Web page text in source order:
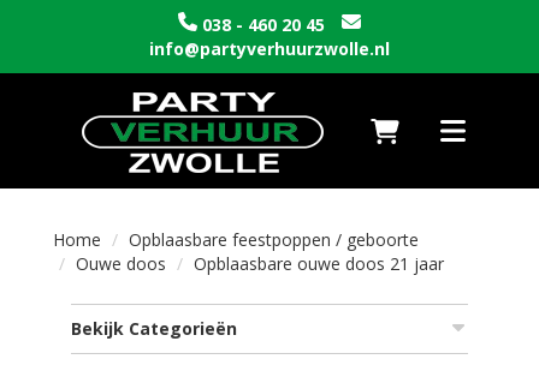
038 - 460 20 45
info@partyverhuurzwolle.nl
Naar winkelwagen
Toggle
Home
Opblaasbare feestpoppen / geboorte
Ouwe doos
Opblaasbare ouwe doos 21 jaar
Bekijk Categorieën